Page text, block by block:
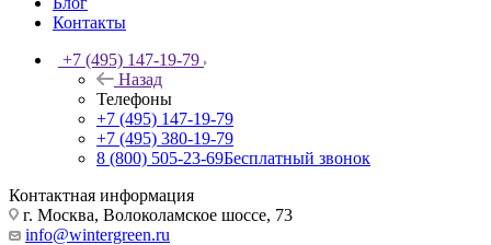
Контакты
+7 (495) 147-19-79
Назад
Телефоны
+7 (495) 147-19-79
+7 (495) 380-19-79
8 (800) 505-23-69Бесплатный звонок
Контактная информация
г. Москва, Волоколамское шоссе, 73
info@wintergreen.ru